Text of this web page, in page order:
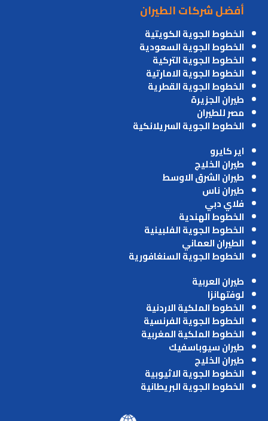
أفضل شركات الطيران
الخطوط الجوية الكويتية
الخطوط الجوية السعودية
الخطوط الجوية التركية
الخطوط الجوية الامارتية
الخطوط الجوية القطرية
طيران الجزيرة
مصر للطيران
الخطوط الجوية السريلانكية
اير كايرو
طيران الخليج
طيران الشرق الاوسط
طيران ناس
فلاي دبي
الخطوط الهندية
الخطوط الجوية الفلبينية
الطيران العماني
الخطوط الجوية السنغافورية
طيران العربية
لوفتهانزا
الخطوط الملكية الاردنية
الخطوط الجوية الفرنسية
الخطوط الملكية المغربية
طيران سيوباسفيك
طيران الخليج
الخطوط الجوية الاثيوبية
الخطوط الجوية البريطانية